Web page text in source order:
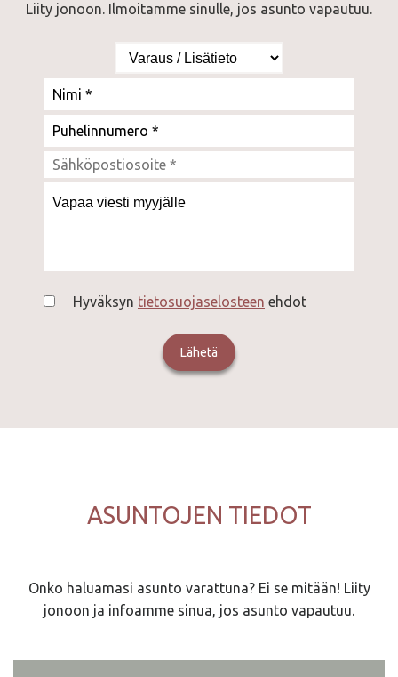
Liity jonoon. Ilmoitamme sinulle, jos asunto vapautuu.
Hyväksyn tietosuojaselosteen ehdot
ASUNTOJEN TIEDOT
Onko haluamasi asunto varattuna? Ei se mitään! Liity
jonoon ja infoamme sinua, jos asunto vapautuu.